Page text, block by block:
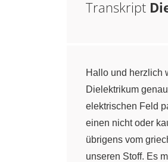
Transkript
Hallo und herzlich
Dielektrikum
elektrischen Feld
einen nicht oder
übrigens vom
unseren Stoff. Es